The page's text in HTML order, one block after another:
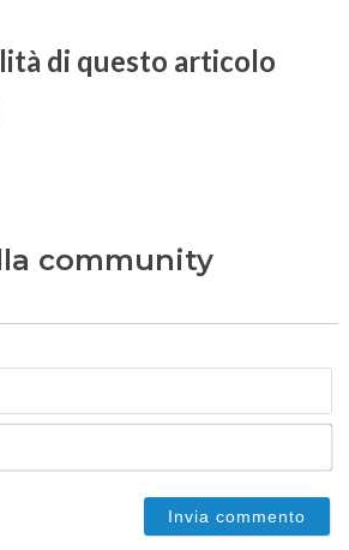
di questo articolo
community